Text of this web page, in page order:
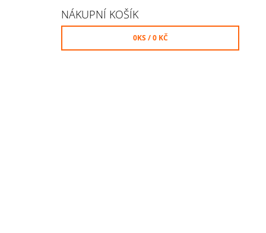
NÁKUPNÍ KOŠÍK
0KS /0 KČ